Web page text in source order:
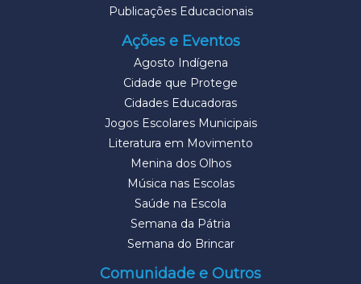
Publicações Educacionais
Ações e Eventos
Agosto Indígena
Cidade que Protege
Cidades Educadoras
Jogos Escolares Municipais
Literatura em Movimento
Menina dos Olhos
Música nas Escolas
Saúde na Escola
Semana da Pátria
Semana do Brincar
Comunidade e Outros